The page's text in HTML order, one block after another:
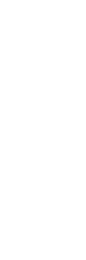
no IBBA